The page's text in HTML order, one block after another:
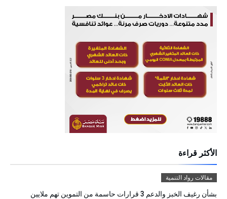
الأكثر قراءة
مقالات رواد التنمية
بشأن رغيف الخبز والدعم 3 قرارات حاسمة من التموين تهم ملايين